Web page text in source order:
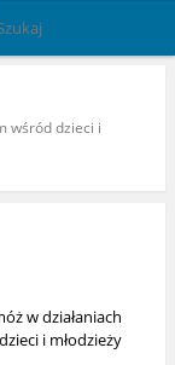
wśród dzieci i
w działaniach
i młodzieży